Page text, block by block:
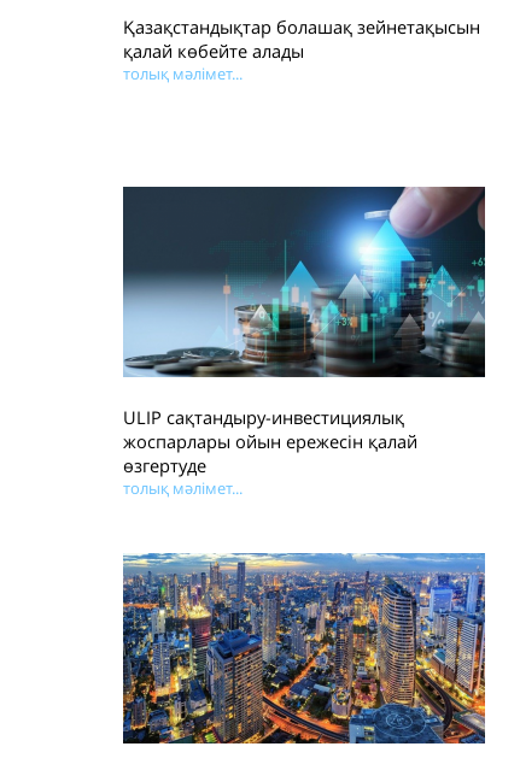
Қазақстандықтар болашақ зейнетақысын
қалай көбейте алады
толық мәлімет...
ULIP сақтандыру-инвестициялық
жоспарлары ойын ережесін қалай
өзгертуде
толық мәлімет...